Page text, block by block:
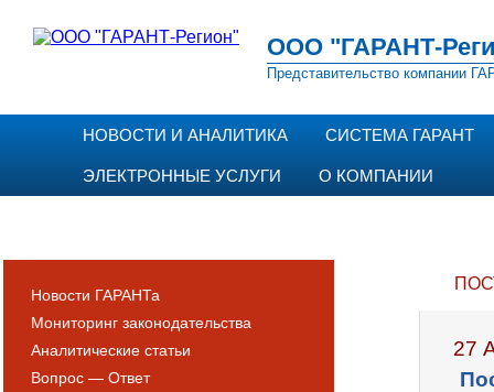
ООО "ГАРАНТ-
Представительство компании
НОВОСТИ И АНАЛИТИКА СИСТЕМА ГАРАНТ
ЭЛЕКТРОННЫЕ УСЛУГИ О КОМПАНИИ
Новости ГАРАНТа
Мониторинг законодательства
Аналитические статьи
Вопрос — Ответ
27